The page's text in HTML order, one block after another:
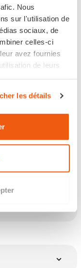
Nous
sur l'utilisation de
sociaux, de
celles-ci
avez fournies
de leurs
les détails